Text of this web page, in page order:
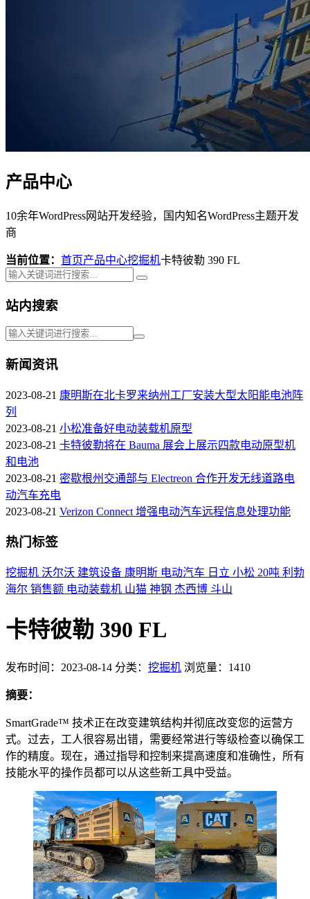
产品中心
10余年WordPress网站开发经验，国内知名WordPress主题开发
商
当前位置： 首页产品中心挖掘机卡特彼勒 390 FL
站内搜索
新闻资讯
2023-08-21 康明斯在北卡罗来纳州工厂安装大型太阳能电池阵
列
2023-08-21 小松准备好电动装载机原型
2023-08-21 卡特彼勒将在 Bauma 展会上展示四款电动原型机
和电池
2023-08-21 密歇根州交通部与 Electreon 合作开发无线道路电
动汽车充电
2023-08-21 Verizon Connect 增强电动汽车远程信息处理功能
热门标签
挖掘机 沃尔沃 建筑设备 康明斯 电动汽车 日立 小松 20吨 利勃
海尔 销售额 电动装载机 山猫 神钢 杰西博 斗山
卡特彼勒 390 FL
发布时间：2023-08-14 分类： 挖掘机 浏览量：1410
摘要：
SmartGrade™ 技术正在改变建筑结构并彻底改变您的运营方
式。过去，工人很容易出错，需要经常进行等级检查以确保工
作的精度。现在，通过指导和控制来提高速度和准确性，所有
技能水平的操作员都可以从这些新工具中受益。